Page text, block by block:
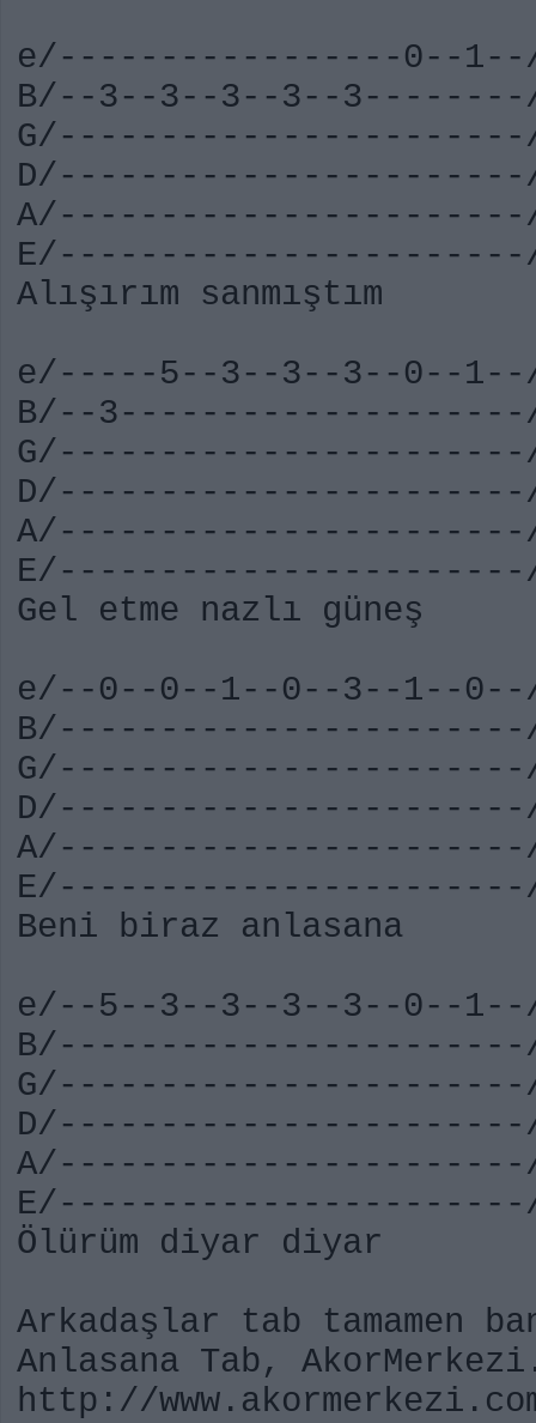
e/-----------------0--
B/--3--3--3--3--
Alışırım sanmıştım
e/-----5--3--3--3--0--
B/--
Gel etme nazlı güneş
e/--0--0--1--0--3--1--
Beni biraz anlasana
e/--5--3--3--3--3--0--
Ölürüm diyar diyar
Arkadaşlar tab tamamen
Anlasana Tab,
http://